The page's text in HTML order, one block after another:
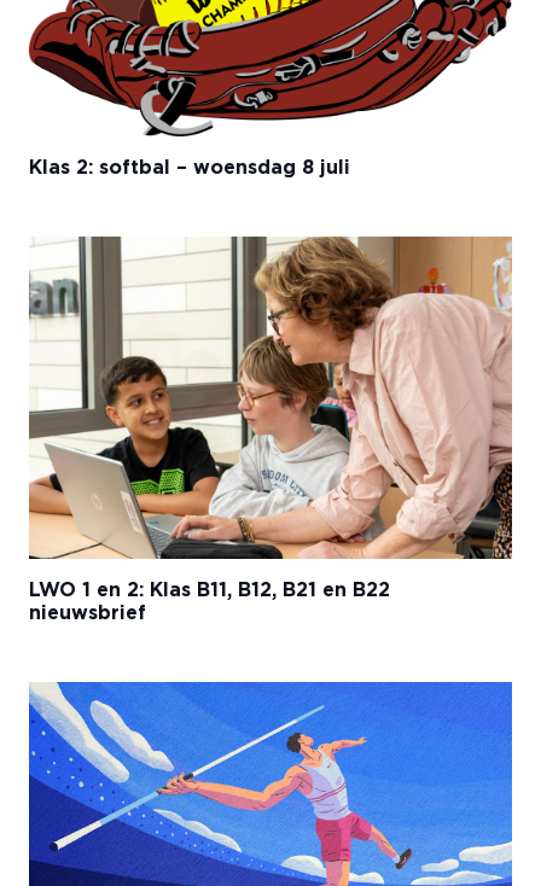
Klas 2: softbal – woensdag 8 juli
LWO 1 en 2: Klas B11, B12, B21 en B22
nieuwsbrief